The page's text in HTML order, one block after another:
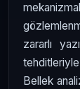
zararlı
Bellek